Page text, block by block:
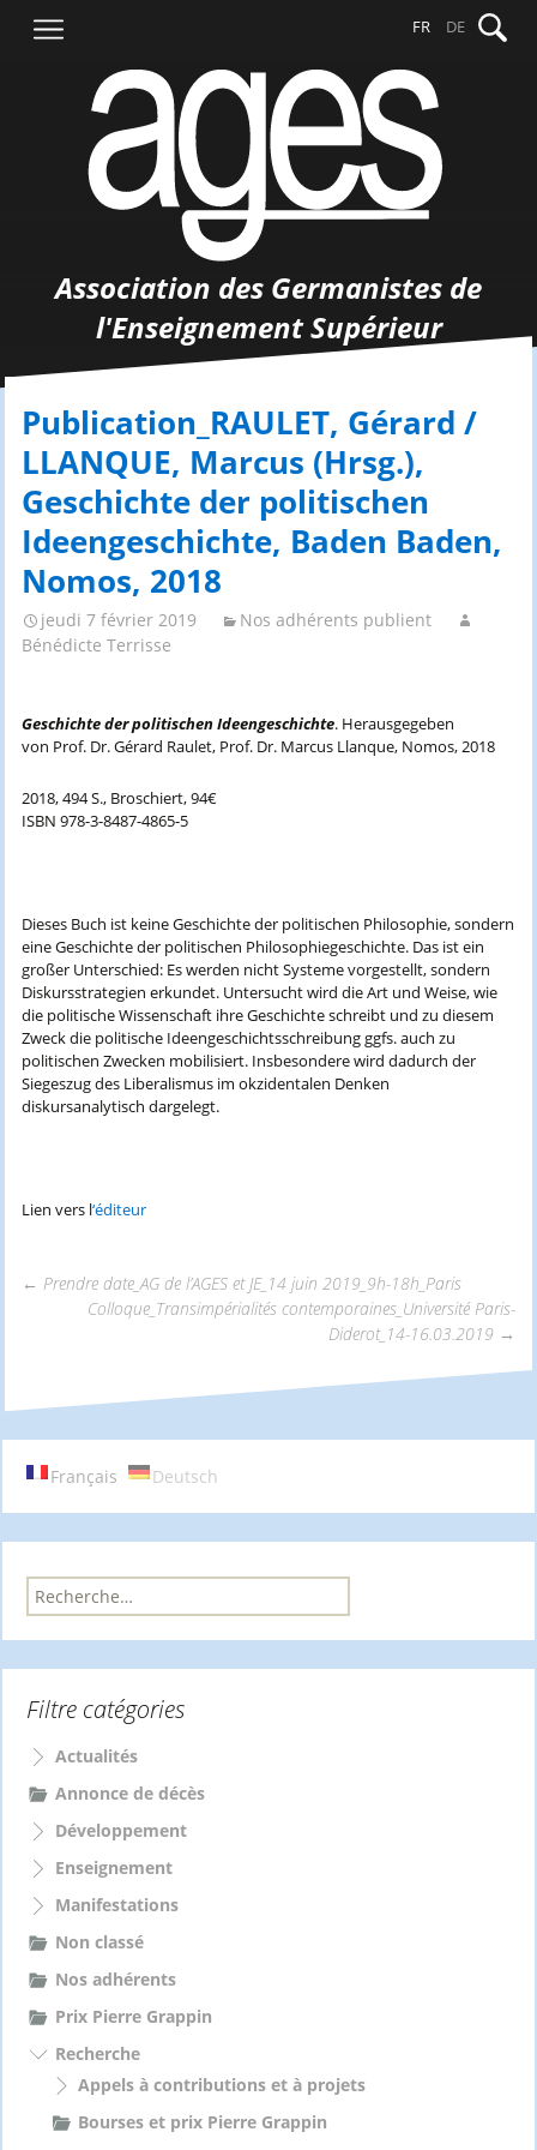
contenu
FR DE
Association des Germanistes de
l'Enseignement Supérieur
Publication_RAULET, Gérard /
LLANQUE, Marcus (Hrsg.),
Geschichte der politischen
Ideengeschichte, Baden Baden,
Nomos, 2018
jeudi 7 février 2019
Nos adhérents publient
Bénédicte Terrisse
Geschichte der politischen Ideengeschichte. Herausgegeben
von Prof. Dr. Gérard Raulet, Prof. Dr. Marcus Llanque, Nomos, 2018
2018, 494 S., Broschiert, 94€
ISBN 978-3-8487-4865-5
Dieses Buch ist keine Geschichte der politischen Philosophie, sondern
eine Geschichte der politischen Philosophiegeschichte. Das ist ein
großer Unterschied: Es werden nicht Systeme vorgestellt, sondern
Diskursstrategien erkundet. Untersucht wird die Art und Weise, wie
die politische Wissenschaft ihre Geschichte schreibt und zu diesem
Zweck die politische Ideengeschichtsschreibung ggfs. auch zu
politischen Zwecken mobilisiert. Insbesondere wird dadurch der
Siegeszug des Liberalismus im okzidentalen Denken
diskursanalytisch dargelegt.
Lien vers l‘éditeur
des
articles
← Prendre date_AG de l’AGES et JE_14 juin 2019_9h-18h_Paris
Colloque_Transimpérialités contemporaines_Université Paris-
Diderot_14-16.03.2019 →
Français Deutsch
R
e
r
h
r
Filtre catégories
Actualités
Annonce de décès
Développement
Enseignement
Manifestations
Non classé
Nos adhérents
Prix Pierre Grappin
Recherche
Appels à contributions et à projets
Bourses et prix Pierre Grappin